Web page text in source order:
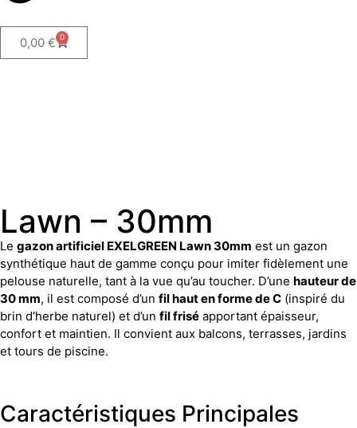
0,00 € 0
Lawn – 30mm
Le gazon artificiel EXELGREEN Lawn 30mm est un gazon
synthétique haut de gamme conçu pour imiter fidèlement une
pelouse naturelle, tant à la vue qu’au toucher. D’une hauteur de
30 mm, il est composé d’un fil haut en forme de C (inspiré du
brin d’herbe naturel) et d’un fil frisé apportant épaisseur,
confort et maintien. Il convient aux balcons, terrasses, jardins
et tours de piscine.
Caractéristiques Principales